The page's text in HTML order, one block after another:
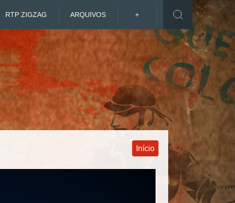
RTP ZIGZAG ARQUIVOS +
Início